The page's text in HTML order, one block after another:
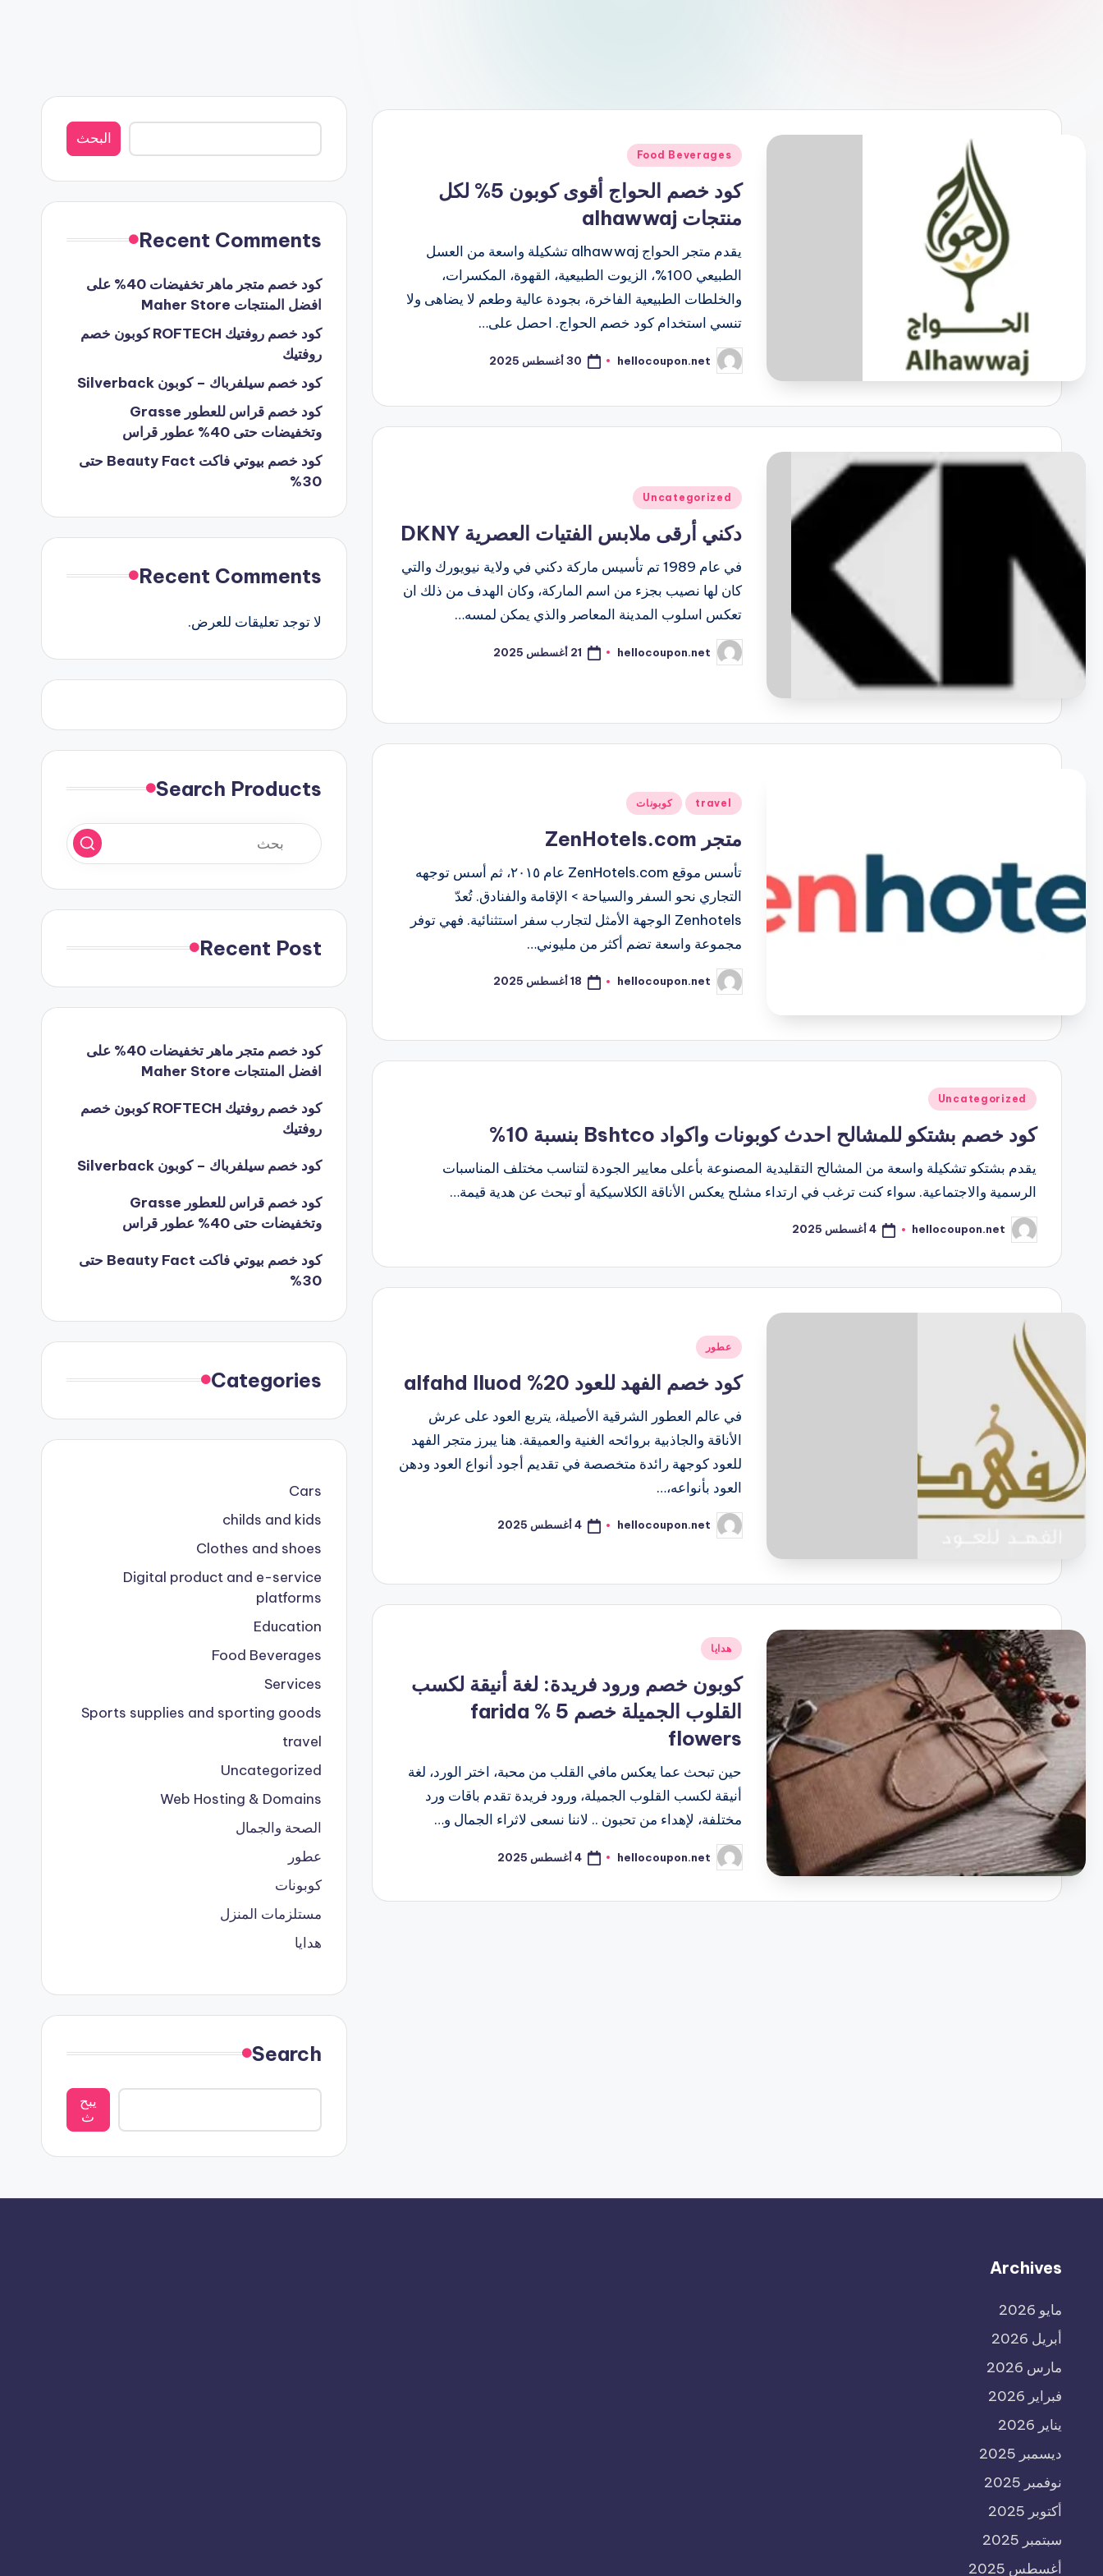
نُشرFood Beverages
كود خصم الحواج أقوى كوبون 5% لكل
منتجات alhawwaj
يقدم متجر الحواج alhawwaj تشكيلة واسعة من العسل
الطبيعي 100%، الزيوت الطبيعية، القهوة، المكسرات،
والخلطات الطبيعية الفاخرة، بجودة عالية وطعم لا يضاهى ولا
تنسي استخدام كود خصم الحواج. احصل على…
تمّ
النشر
hellocoupon.net 30 أغسطس 2025
نُشرUncategorized
دكني أرقى ملابس الفتيات العصرية DKNY
في عام 1989 تم تأسيس ماركة دكني في ولاية نيويورك والتي
كان لها نصيب بجزء من اسم الماركة، وكان الهدف من ذلك ان
تعكس اسلوب المدينة المعاصر والذي يمكن لمسه…
تمّ
النشر
hellocoupon.net 21 أغسطس 2025
نُشرtravel كوبونات
متجر ZenHotels.com
تأسس موقع ZenHotels.com عام ٢٠١٥، ثم أسس توجهه
التجاري نحو السفر والسياحة > الإقامة والفنادق. تُعدّ
Zenhotels الوجهة الأمثل لتجارب سفر استثنائية. فهي توفر
مجموعة واسعة تضم أكثر من مليوني…
تمّ
النشر
hellocoupon.net 18 أغسطس 2025
نُشرUncategorized
كود خصم بشتكو للمشالح احدث كوبونات واكواد Bshtco بنسبة 10%
يقدم بشتكو تشكيلة واسعة من المشالح التقليدية المصنوعة بأعلى معايير الجودة لتناسب مختلف المناسبات
الرسمية والاجتماعية. سواء كنت ترغب في ارتداء مشلح يعكس الأناقة الكلاسيكية أو تبحث عن هدية قيمة…
تمّ
النشر
hellocoupon.net 4 أغسطس 2025
نُشرعطور
كود خصم الفهد للعود 20% alfahd lluod
في عالم العطور الشرقية الأصيلة، يتربع العود على عرش
الأناقة والجاذبية بروائحه الغنية والعميقة. هنا يبرز متجر الفهد
للعود كوجهة رائدة متخصصة في تقديم أجود أنواع العود ودهن
العود بأنواعه،…
تمّ
النشر
hellocoupon.net 4 أغسطس 2025
نُشرهدايا
كوبون خصم ورود فريدة: لغة أنيقة لكسب
القلوب الجميلة خصم 5 % farida
flowers
حين تبحث عما يعكس مافي القلب من محبة، اختر الورد، لغة
أنيقة لكسب القلوب الجميلة، ورود فريدة تقدم باقات ورد
مختلفة، لإهداء من تحبون .. لاننا نسعى لاثراء الجمال و…
تمّ
النشر
hellocoupon.net 4 أغسطس 2025
البحث
البحث
Recent Comments
كود خصم متجر ماهر تخفيضات 40% على
افضل المنتجات Maher Store
كود خصم روفتيك ROFTECH كوبون خصم
روفتيك
كود خصم سيلفرباك – كوبون Silverback
كود خصم قراس للعطور Grasse
وتخفيضات حتى 40% عطور قراس
كود خصم بيوتي فاكت Beauty Fact حتى
30%
Recent Comments
لا توجد تعليقات للعرض.
Search Products
Recent Post
كود خصم متجر ماهر تخفيضات 40% على
افضل المنتجات Maher Store
كود خصم روفتيك ROFTECH كوبون خصم
روفتيك
كود خصم سيلفرباك – كوبون Silverback
كود خصم قراس للعطور Grasse
وتخفيضات حتى 40% عطور قراس
كود خصم بيوتي فاكت Beauty Fact حتى
30%
Categories
Cars
childs and kids
Clothes and shoes
Digital product and e-service
platforms
Education
Food Beverages
Services
Sports supplies and sporting goods
travel
Uncategorized
Web Hosting & Domains
الصحة والجمال
عطور
كوبونات
مستلزمات المنزل
هدايا
Search
يبح
ث
Archives
مايو 2026
أبريل 2026
مارس 2026
فبراير 2026
يناير 2026
ديسمبر 2025
نوفمبر 2025
أكتوبر 2025
سبتمبر 2025
أغسطس 2025